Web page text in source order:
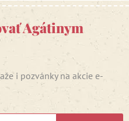
Agátinym
i pozvánky na akcie e-